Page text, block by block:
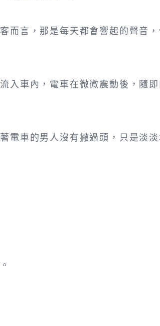
而言，那是每天都會響起的聲音
入車內，電車在微微震動後，隨
電車的男人沒有撇過頭，只是淡